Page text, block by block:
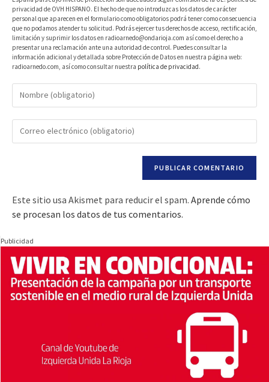
privacidad de OVH HISPANO. El hecho de que no introduzcas los datos de carácter
personal que aparecen en el formulario como obligatorios podrá tener como consecuencia
que no podamos atender tu solicitud. Podrás ejercer tus derechos de acceso, rectificación,
limitación y suprimir los datos en radioarnedo@ondarioja.com así como el derecho a
presentar una reclamación ante una autoridad de control. Puedes consultar la
información adicional y detallada sobre Protección de Datos en nuestra página web:
radioarnedo.com, así como consultar nuestra política de privacidad.
Este sitio usa Akismet para reducir el spam. Aprende cómo
se procesan los datos de tus comentarios.
Publicidad